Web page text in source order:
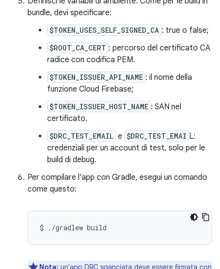
bundle, devi specificare:
$TOKEN_USES_SELF_SIGNED_CA : true o false;
$ROOT_CA_CERT : percorso del certificato CA
radice con codifica PEM.
$TOKEN_ISSUER_API_NAME : il nome della
funzione Cloud Firebase;
$TOKEN_ISSUER_HOST_NAME : SAN nel
certificato.
$DRC_TEST_EMAIL e $DRC_TEST_EMAI L:
credenziali per un account di test, solo per le
build di debug.
Per compilare l'app con Gradle, esegui un comando
come questo:
$ ./gradlew build
Nota: un'app DRC sganciata deve essere firmata con